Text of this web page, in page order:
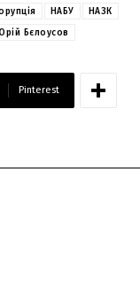
НАБУ
НАЗК
Бєлоусов
Pinterest